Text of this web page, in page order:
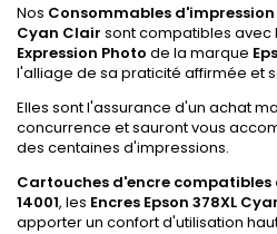
Nos Consommables d'impression
Cyan Clair sont compatibles
Expression Photo de la marque
l'alliage de sa praticité affirmée et
Elles sont l'assurance d'un achat
concurrence et sauront vous
des centaines d'impressions.
Cartouches d'encre compatibles
14001, les Encres Epson 378XL
apporter un confort d'utilisation